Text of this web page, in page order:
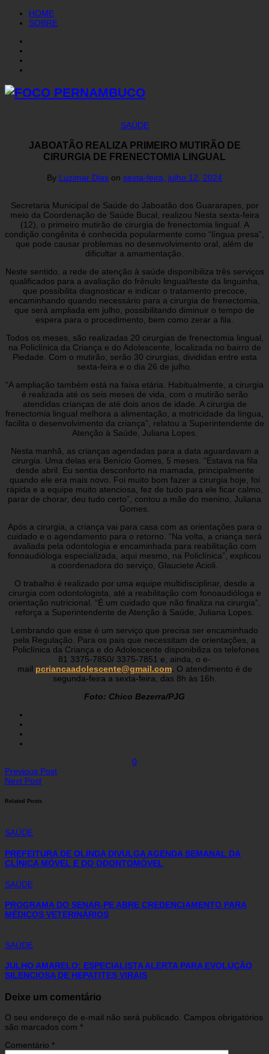
HOME
SOBRE
SAÚDE
JABOATÃO REALIZA PRIMEIRO MUTIRÃO DE
CIRURGIA DE FRENECTOMIA LINGUAL
By Luzimar Dias on sexta-feira, julho 12, 2024
Secretaria Municipal de Saúde do Jaboatão dos Guararapes, por
meio da Coordenação de Saúde Bucal, realizou Nesta sexta-feira
(12), o primeiro mutirão de cirurgia de frenectomia lingual. A
condição congênita é conhecida popularmente como “língua presa”,
que pode causar problemas no desenvolvimento oral, além de
dificultar a amamentação.
Neste sentido, a rede de atenção à saúde disponibiliza três serviços
qualificados para a avaliação do frênulo lingual/teste da linguinha,
que possibilita diagnosticar e indicar o tratamento precoce,
encaminhando quando necessário para a cirurgia de frenectomia,
que será ampliada em julho, possibilitando diminuir o tempo de
espera para o procedimento, bem como zerar a fila.
Todos os meses, são realizadas 20 cirurgias de frenectomia lingual,
na Policlínica da Criança e do Adolescente, localizada no bairro de
Piedade. Com o mutirão, serão 30 cirurgias, divididas entre esta
sexta-feira e o dia 26 de julho.
“A ampliação também está na faixa etária. Habitualmente, a cirurgia
é realizada até os seis meses de vida, com o mutirão serão
atendidas crianças de até dois anos de idade. A cirurgia de
frenectomia lingual melhora a alimentação, a motricidade da língua,
facilita o desenvolvimento da criança”, relatou a Superintendente de
Atenção à Saúde, Juliana Lopes.
Nesta manhã, as crianças agendadas para a data aguardavam a
cirurgia. Uma delas era Benício Gomes, 5 meses. “Estava na fila
desde abril. Eu sentia desconforto na mamada, principalmente
quando ele era mais novo. Foi muito bom fazer a cirurgia hoje, foi
rápida e a equipe muito atenciosa, fez de tudo para ele ficar calmo,
parar de chorar, deu tudo certo”, contou a mãe do menino, Juliana
Gomes.
Após a cirurgia, a criança vai para casa com as orientações para o
cuidado e o agendamento para o retorno. “Na volta, a criança será
avaliada pela odontologia e encaminhada para reabilitação com
fonoaudióloga especializada, aqui mesmo, na Policlínica”, explicou
a coordenadora do serviço, Glauciete Acioli.
O trabalho é realizado por uma equipe multidisciplinar, desde a
cirurgia com odontologista, até a reabilitação com fonoaudióloga e
orientação nutricional. “É um cuidado que não finaliza na cirurgia”,
reforça a Superintendente de Atenção à Saúde, Juliana Lopes.
Lembrando que esse é um serviço que precisa ser encaminhado
pela Regulação. Para os pais que necessitam de orientações, a
Policlínica da Criança e do Adolescente disponibiliza os telefones
81 3375-7850/ 3375-7851 e, ainda, o e-
mail pcriancaadolescente@gmail.com. O atendimento é de
segunda-feira a sexta-feira, das 8h às 16h.
Foto: Chico Bezerra/PJG
0
Previous Post
Next Post
Related Posts
SAÚDE
PREFEITURA DE OLINDA DIVULGA AGENDA SEMANAL DA
CLÍNICA MÓVEL E DO ODONTOMÓVEL
SAÚDE
PROGRAMA DO SENAR-PE ABRE CREDENCIAMENTO PARA
MÉDICOS VETERINÁRIOS
SAÚDE
JULHO AMARELO: ESPECIALISTA ALERTA PARA EVOLUÇÃO
SILENCIOSA DE HEPATITES VIRAIS
Deixe um comentário
O seu endereço de e-mail não será publicado. Campos obrigatórios
são marcados com *
Comentário *